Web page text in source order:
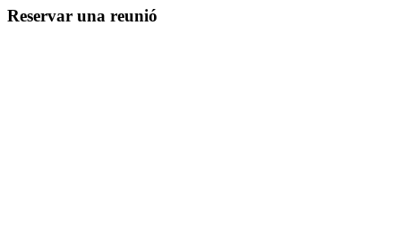
Reservar una reunió